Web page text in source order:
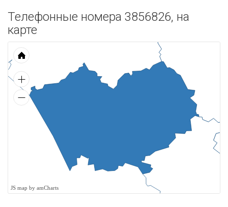
Телефонные номера 3856826, на
карте
JS map by amCharts